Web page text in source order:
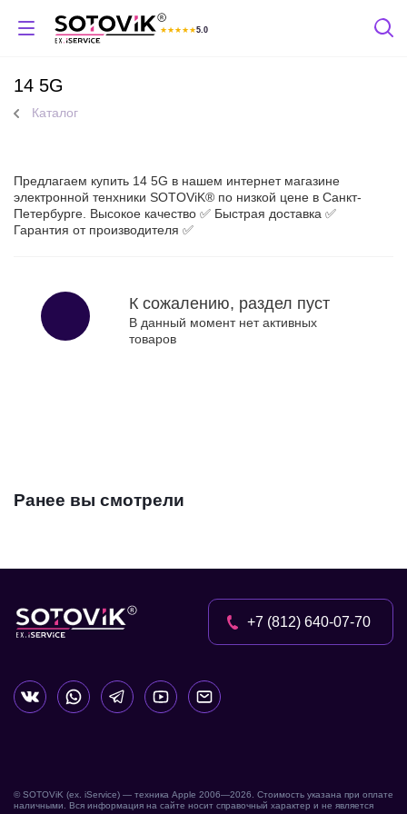
★ ★ ★ ★ ★5.0
Отзывы Яндекс
14 5G
Каталог
Предлагаем купить 14 5G в нашем интернет магазине
электронной тенхники SOTOViK® по низкой цене в Санкт-
Петербурге. Высокое качество ✅ Быстрая доставка ✅
Гарантия от производителя ✅
К сожалению, раздел пуст
В данный момент нет активных
товаров
Ранее вы смотрели
+7 (812) 640-07-70
© SOTOViK (ex. iService) — техника Apple 2006—2026. Стоимость указана при оплате
наличными. Вся информация на сайте носит справочный характер и не является